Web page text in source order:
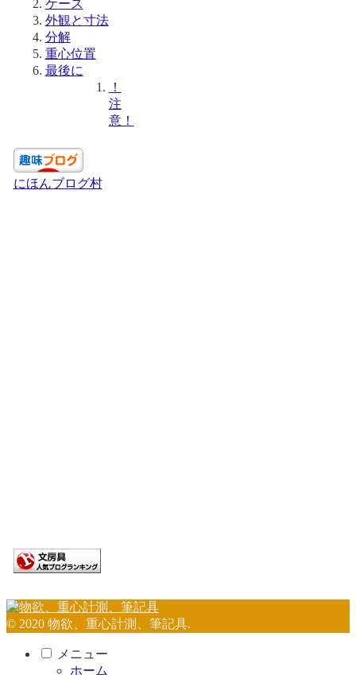
ケース
外観と寸法
分解
重心位置
最後に
！
注
意！
にほんブログ村
© 2020 物欲、重心計測、筆記具.
メニュー
ホーム